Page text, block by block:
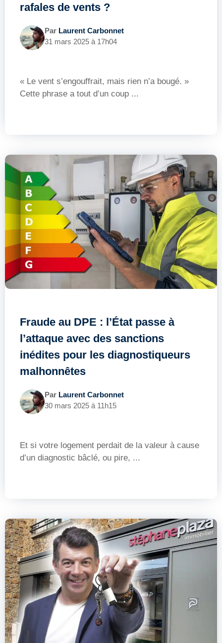
rafales de vents ?
Par Laurent Carbonnet
31 mars 2025 à 17h04
« Le vent s’engouffrait, mais rien n’a bougé. »
Cette phrase a tout d’un coup ...
Fraude au DPE : l’État passe à
l’attaque avec des sanctions
inédites pour les diagnostiqueurs
malhonnêtes
Par Laurent Carbonnet
30 mars 2025 à 11h15
Et si votre logement perdait de la valeur à cause
d’un diagnostic bâclé, ou pire, ...